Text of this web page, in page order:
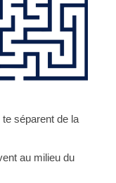
séparent de la
au milieu du